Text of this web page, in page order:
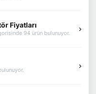
Fiyatları
94 ürün bulunuyor.